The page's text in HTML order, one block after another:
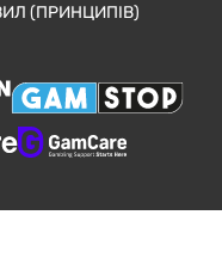
(ПРИНЦИПІВ)